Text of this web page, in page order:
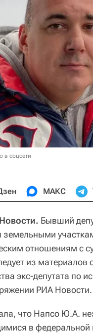
в соцсети
МАКС
Бывший
земельными
отношениям с
из
экс-депутата по
РИА Новости.
что Напсо Ю.А.
в федеральной